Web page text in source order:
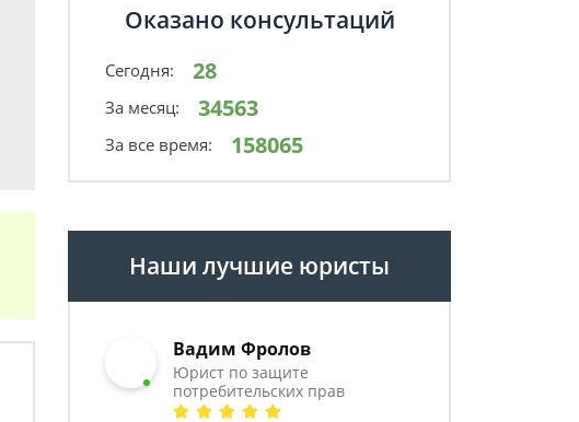
Оказано консультаций
Сегодня: 28
За месяц: 34563
За все время: 158065
Наши лучшие юристы
Вадим Фролов
Юрист по защите
потребительских прав